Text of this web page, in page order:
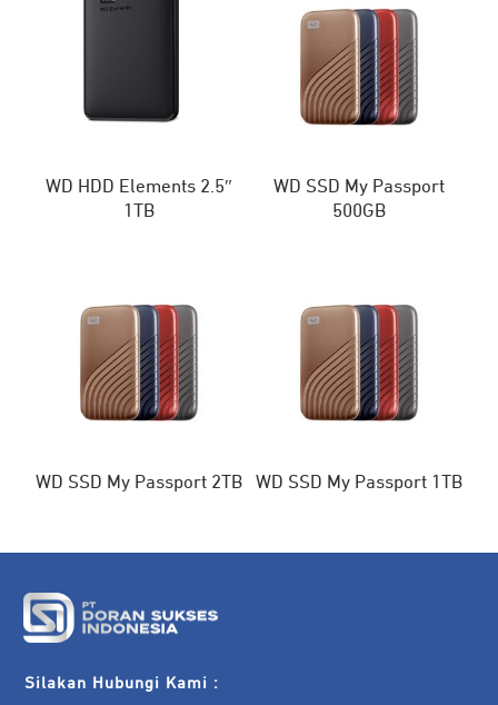
WD HDD Elements 2.5″
1TB
WD SSD My Passport
500GB
WD SSD My Passport 2TB WD SSD My Passport 1TB
Silakan Hubungi Kami :